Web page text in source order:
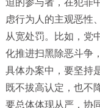
迫的参与者，在犯罪
虑行为人的主观恶性
从宽处罚。比如，党
化推进扫黑除恶斗争
具体办案中，要坚持
既不拔高认定，也不
要总体体现从严，协